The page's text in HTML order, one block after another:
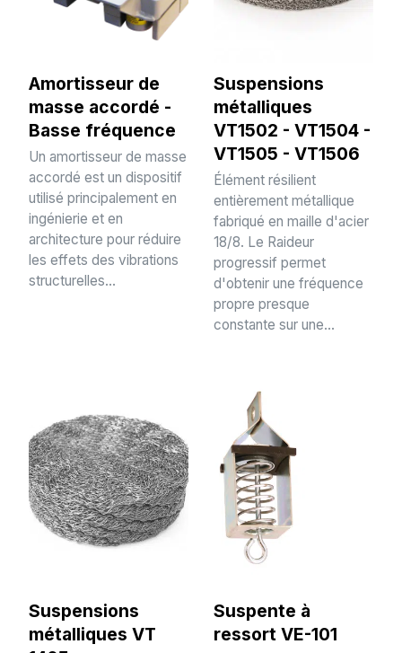
Amortisseur de
masse accordé -
Basse fréquence
Un amortisseur de masse
accordé est un dispositif
utilisé principalement en
ingénierie et en
architecture pour réduire
les effets des vibrations
structurelles...
Suspensions
métalliques
VT1502 - VT1504 -
VT1505 - VT1506
Élément résilient
entièrement métallique
fabriqué en maille d'acier
18/8. Le Raideur
progressif permet
d'obtenir une fréquence
propre presque
constante sur une...
Suspensions
métalliques VT
Suspente à
ressort VE-101